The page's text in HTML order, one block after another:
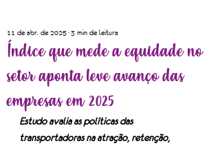
Índice que mede a equidade no
setor aponta leve avanço das
empresas em 2025
11 de abr. de 2025 3 min de leitura
Estudo avalia as políticas das
transportadoras na atração, retenção,